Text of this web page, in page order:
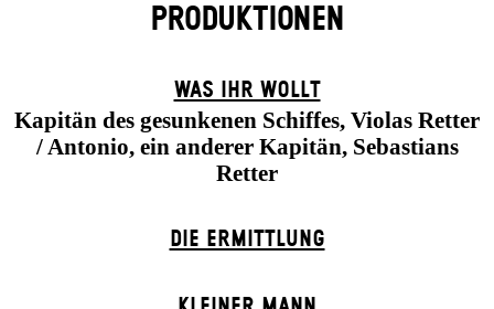
PRODUKTIONEN
WAS IHR WOLLT
Kapitän des gesunkenen Schiffes, Violas Retter
/ Antonio, ein anderer Kapitän, Sebastians
Retter
DIE ERMITTLUNG